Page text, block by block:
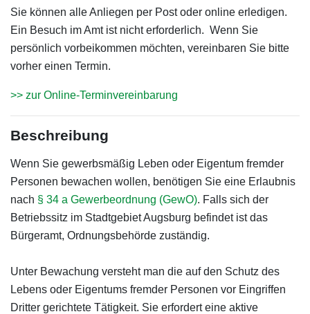
Sie können alle Anliegen per Post oder online erledigen.
Ein Besuch im Amt ist nicht erforderlich. Wenn Sie
persönlich vorbeikommen möchten, vereinbaren Sie bitte
vorher einen Termin.
>> zur Online-Terminvereinbarung
Beschreibung
Wenn Sie gewerbsmäßig Leben oder Eigentum fremder
Personen bewachen wollen, benötigen Sie eine Erlaubnis
nach § 34 a Gewerbeordnung (GewO). Falls sich der
Betriebssitz im Stadtgebiet Augsburg befindet ist das
Bürgeramt, Ordnungsbehörde zuständig.
Unter Bewachung versteht man die auf den Schutz des
Lebens oder Eigentums fremder Personen vor Eingriffen
Dritter gerichtete Tätigkeit. Sie erfordert eine aktive